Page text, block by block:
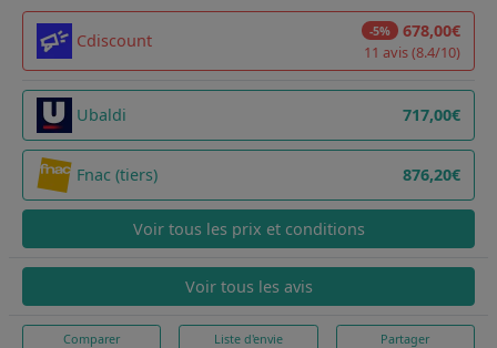
Cdiscount -5% 678,00€
11 avis (8.4/10)
Ubaldi 717,00€
Fnac (tiers) 876,20€
Voir tous les prix et conditions
Voir tous les avis
Comparer Liste d'envie Partager